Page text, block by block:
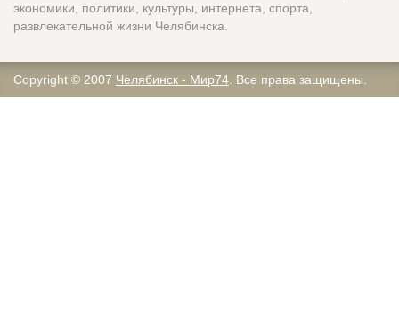
экономики, политики, культуры, интернета, спорта,
развлекательной жизни Челябинска.
Copyright © 2007 Челябинск - Мир74 . Все права защищены.